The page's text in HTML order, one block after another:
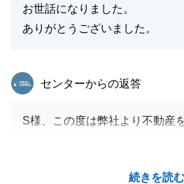
お世話になりました。
ありがとうございました。
続きを読む
東急リバブル
センターからの返答
S様、この度は弊社より不動産